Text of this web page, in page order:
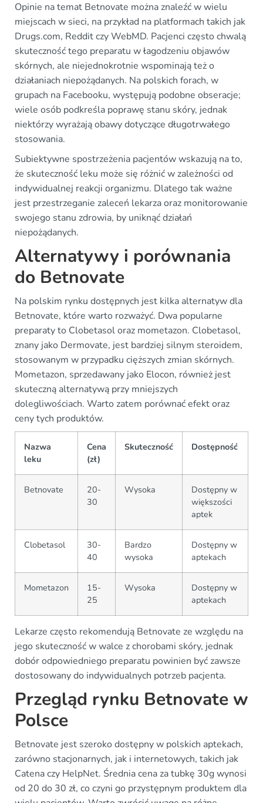
Opinie na temat Betnovate można znaleźć w wielu
miejscach w sieci, na przykład na platformach takich jak
Drugs.com, Reddit czy WebMD. Pacjenci często chwalą
skuteczność tego preparatu w łagodzeniu objawów
skórnych, ale niejednokrotnie wspominają też o
działaniach niepożądanych. Na polskich forach, w
grupach na Facebooku, występują podobne obseracje;
wiele osób podkreśla poprawę stanu skóry, jednak
niektórzy wyrażają obawy dotyczące długotrwałego
stosowania.
Subiektywne spostrzeżenia pacjentów wskazują na to,
że skuteczność leku może się różnić w zależności od
indywidualnej reakcji organizmu. Dlatego tak ważne
jest przestrzeganie zaleceń lekarza oraz monitorowanie
swojego stanu zdrowia, by uniknąć działań
niepożądanych.
Alternatywy i porównania
do Betnovate
Na polskim rynku dostępnych jest kilka alternatyw dla
Betnovate, które warto rozważyć. Dwa popularne
preparaty to Clobetasol oraz mometazon. Clobetasol,
znany jako Dermovate, jest bardziej silnym steroidem,
stosowanym w przypadku cięższych zmian skórnych.
Mometazon, sprzedawany jako Elocon, również jest
skuteczną alternatywą przy mniejszych
dolegliwościach. Warto zatem porównać efekt oraz
ceny tych produktów.
Nazwa
leku
Cena
(zł)
Skuteczność Dostępność
Betnovate
20-
30
Wysoka
Dostępny w
większości
aptek
Clobetasol
30-
40
Bardzo
wysoka
Dostępny w
aptekach
Mometazon
15-
25
Wysoka
Dostępny w
aptekach
Lekarze często rekomendują Betnovate ze względu na
jego skuteczność w walce z chorobami skóry, jednak
dobór odpowiedniego preparatu powinien być zawsze
dostosowany do indywidualnych potrzeb pacjenta.
Przegląd rynku Betnovate w
Polsce
Betnovate jest szeroko dostępny w polskich aptekach,
zarówno stacjonarnych, jak i internetowych, takich jak
Catena czy HelpNet. Średnia cena za tubkę 30g wynosi
od 20 do 30 zł, co czyni go przystępnym produktem dla